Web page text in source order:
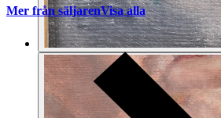
Mer från säljarenVisa alla